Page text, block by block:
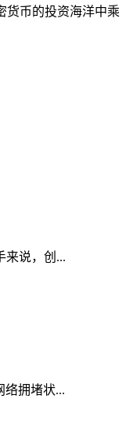
货币的投资海洋中乘
来说，创...
络拥堵状...